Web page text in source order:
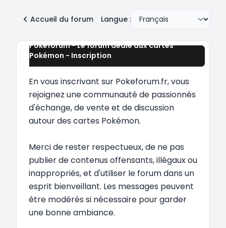
Accueil du forum Langue :
Pokeforum - Le forum dédié aux cartes
Pokémon - Inscription
En vous inscrivant sur Pokeforum.fr, vous
rejoignez une communauté de passionnés
d'échange, de vente et de discussion
autour des cartes Pokémon.
Merci de rester respectueux, de ne pas
publier de contenus offensants, illégaux ou
inappropriés, et d'utiliser le forum dans un
esprit bienveillant. Les messages peuvent
être modérés si nécessaire pour garder
une bonne ambiance.